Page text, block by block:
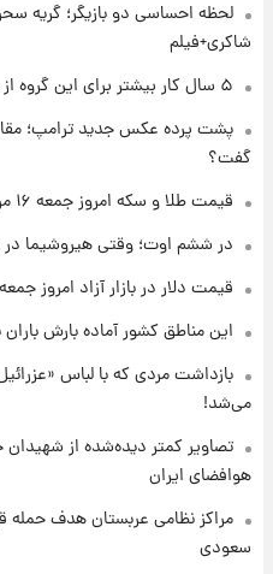
شد؛
۱ روز پیش
شد+فیلم
۱ روز پیش
امروز پنجشنبه ۱۵ مرداد
قیمت طلا و سکه
شارژ جدید
لحظه احساسی دو بازیگر؛ گریه
شاکری+فیلم
۵ سال کار بیشتر برای این گروه از متقاضیان بازنشستگی
پشت پرده عکس جدید ترامپ؛
گفت؟
قیمت طلا و سکه امروز جمعه ۱۶ مرداد ۱۴۰۵ +جدول
در ششم اوت؛ وقتی هیروشیما
قیمت دلار در بازار آزاد امروز جمعه ۱۶ مرداد ۱۴۰۵
این مناطق کشور آماده بارش باران
بازداشت مردی که با لباس
می‌شد!
تصاویر کمتر دیده‌شده از شهیدان
هوافضای ایران
مراکز نظامی عربستان هدف حمله
سعودی